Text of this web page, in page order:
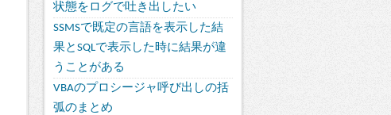
状態をログで吐き出したい
SSMSで既定の言語を表示した結
果とSQLで表示した時に結果が違
うことがある
VBAのプロシージャ呼び出しの括
弧のまとめ